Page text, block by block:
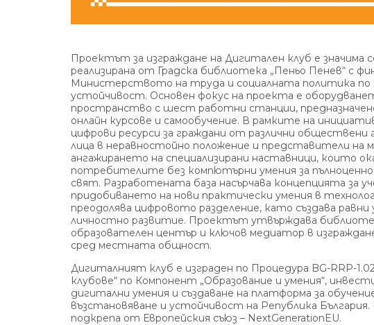
Проектът за изграждане на Дигитален клуб е значима
реализирана от Градска библиотека „Пеньо Пенев“ с
Министерството на труда и социалната политика по
устойчивост. Основен фокус на проекта е
пространство с шест работни станции,
онлайн курсове и самообучение. В рамките на
цифрови ресурси за граждани от различни обществени
лица в неравностойно положение и представители
ангажирането на специализирани наставници, които
потребителите без компютърни умения за
свят. Разработената база насърчава концепцията за
придобиването на нови практически умения в
преодолява цифровото разделение, като създава равни
личностно развитие. Проектът утвърждава
образователен център и ключов медиатор в
сред местната общност.
Дигиталният клуб е изграден по Процедура BG-RRP-
клубове“ по Компонент „Образование и умения“,
дигитални умения и създаване на платформа за
възстановяване и устойчивост на Република
подкрепа от Европейския съюз – NextGenerationEU.